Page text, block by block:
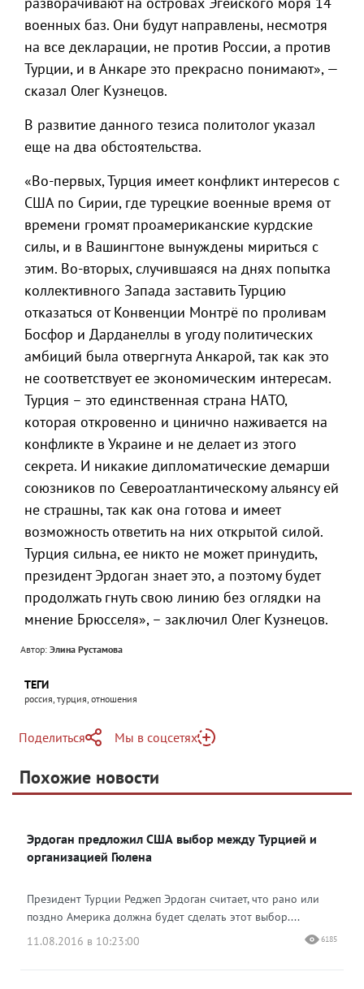
военных баз. Они будут направлены, несмотря
на все декларации, не против России, а против
Турции, и в Анкаре это прекрасно понимают», —
сказал Олег Кузнецов.
В развитие данного тезиса политолог указал
еще на два обстоятельства.
«Во-первых, Турция имеет конфликт интересов с
США по Сирии, где турецкие военные время от
времени громят проамериканские курдские
силы, и в Вашингтоне вынуждены мириться с
этим. Во-вторых, случившаяся на днях попытка
коллективного Запада заставить Турцию
отказаться от Конвенции Монтрё по проливам
Босфор и Дарданеллы в угоду политических
амбиций была отвергнута Анкарой, так как это
не соответствует ее экономическим интересам.
Турция – это единственная страна НАТО,
которая откровенно и цинично наживается на
конфликте в Украине и не делает из этого
секрета. И никакие дипломатические демарши
союзников по Североатлантическому альянсу ей
не страшны, так как она готова и имеет
возможность ответить на них открытой силой.
Турция сильна, ее никто не может принудить,
президент Эрдоган знает это, а поэтому будет
продолжать гнуть свою линию без оглядки на
мнение Брюсселя», – заключил Олег Кузнецов.
Автор: Элина Рустамова
ТЕГИ
россия, турция, отношения
Поделиться
Telegram
Одноклассники
Мы в соцсетях
Яндекс Дзен
Похожие новости
Эрдоган предложил США выбор между Турцией и
организацией Гюлена
Президент Турции Реджеп Эрдоган считает, что рано или
поздно Америка должна будет сделать этот выбор....
11.08.2016 в 10:23:00
6185